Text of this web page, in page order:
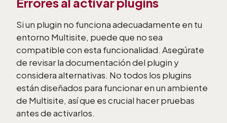
Si un plugin no funciona adecuadamente en tu
entorno Multisite, puede que no sea
compatible con esta funcionalidad. Asegúrate
de revisar la documentación del plugin y
considera alternativas. No todos los plugins
están diseñados para funcionar en un ambiente
de Multisite, así que es crucial hacer pruebas
antes de activarlos.